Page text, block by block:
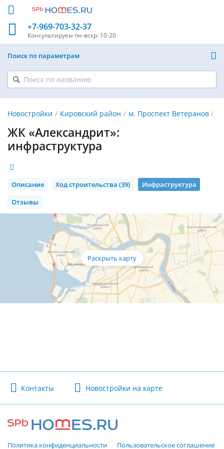
+7-969-703-32-37
Консультируем пн-вскр: 10-20
Поиск по параметрам
Новостройки Кировский район м. Проспект Ветеранов
ЖК «Александрит»:
инфраструктура
Описание Ход строительства (39)
Инфраструктура
Отзывы
Контакты Новостройки на карте
Политика конфиденциальности Пользовательское соглашение